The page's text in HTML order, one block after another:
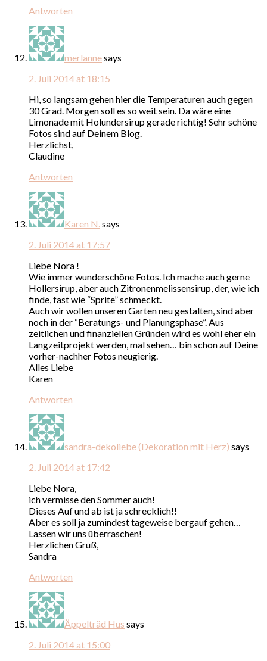
Antworten
merlannesays
2. Juli 2014 at 18:15
Hi, so langsam gehen hier die Temperaturen auch gegen
30 Grad. Morgen soll es so weit sein. Da wäre eine
Limonade mit Holundersirup gerade richtig! Sehr schöne
Fotos sind auf Deinem Blog.
Herzlichst,
Claudine
Antworten
Karen N. says
2. Juli 2014 at 17:57
Liebe Nora !
Wie immer wunderschöne Fotos. Ich mache auch gerne
Hollersirup, aber auch Zitronenmelissensirup, der, wie ich
finde, fast wie “Sprite” schmeckt.
Auch wir wollen unseren Garten neu gestalten, sind aber
noch in der “Beratungs- und Planungsphase”. Aus
zeitlichen und finanziellen Gründen wird es wohl eher ein
Langzeitprojekt werden, mal sehen… bin schon auf Deine
vorher-nachher Fotos neugierig.
Alles Liebe
Karen
Antworten
sandra-dekoliebe (Dekoration mit Herz) says
2. Juli 2014 at 17:42
Liebe Nora,
ich vermisse den Sommer auch!
Dieses Auf und ab ist ja schrecklich!!
Aber es soll ja zumindest tageweise bergauf gehen…
Lassen wir uns überraschen!
Herzlichen Gruß,
Sandra
Antworten
Äppelträd Hus says
2. Juli 2014 at 15:00